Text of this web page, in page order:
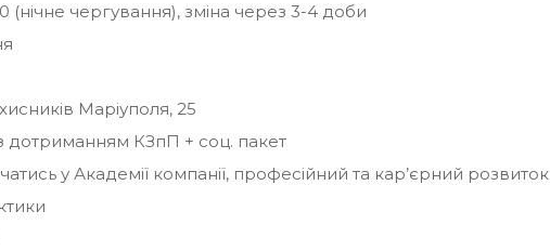
(нічне чергування), зміна через 3-4 доби
Маріуполя, 25
дотриманням КЗпП + соц. пакет
у Академії компанії, професійний та кар’єрний розвиток